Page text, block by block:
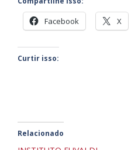
Facebook X
Curtir isso:
Relacionado